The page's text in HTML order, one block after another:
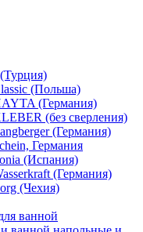
(Польша)
(Германия)
(без сверления)
(Германия)
Германия
(Испания)
(Германия)
(Чехия)
ванной